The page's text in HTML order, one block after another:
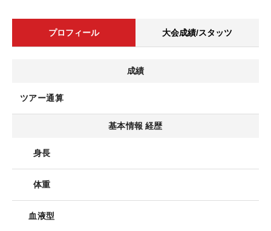
プロフィール 大会成績/スタッツ
成績
ツアー通算
基本情報 経歴
身長
体重
血液型